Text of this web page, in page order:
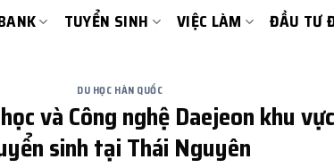
TUYỂN SINH VIỆC LÀM ĐẦU TƯ
DU HỌC HÀN QUỐC
và Công nghệ Daejeon khu
sinh tại Thái Nguyên